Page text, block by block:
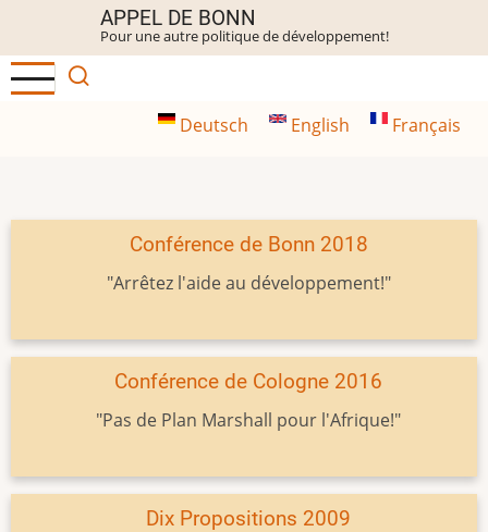
contenu
principal
APPEL DE BONN
Pour une autre politique de développement!
Deutsch English Français
Conférence de Bonn 2018
"Arrêtez l'aide au développement!"
Conférence de Cologne 2016
"Pas de Plan Marshall pour l'Afrique!"
Dix Propositions 2009